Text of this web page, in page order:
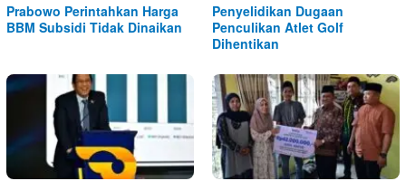
Prabowo Perintahkan Harga
BBM Subsidi Tidak Dinaikan
Penyelidikan Dugaan
Penculikan Atlet Golf
Dihentikan